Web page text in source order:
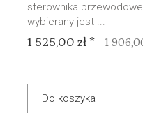
sterownika
wybierany jest ...
1 525,00 zł * 1
Do koszyka